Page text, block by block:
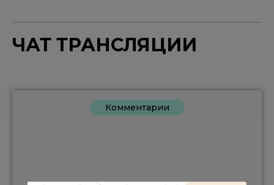
ЧАТ ТРАНСЛЯЦИИ
Комментарии